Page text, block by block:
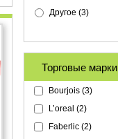
Другое (3)
Торговые марки
Bourjois (3)
L’oreal (2)
Faberlic (2)